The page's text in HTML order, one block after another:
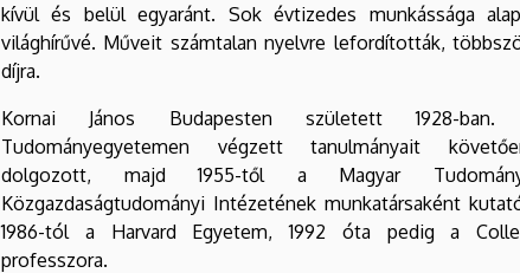
kívül és belül egyaránt. Sok évtizedes munkássága
világhírűvé. Műveit számtalan nyelvre lefordították,
díjra.
Kornai János Budapesten született 1928-
Tudományegyetemen végzett tanulmányait
dolgozott, majd 1955-től a Magyar
Közgazdaságtudományi Intézetének munkatársaként
1986-tól a Harvard Egyetem, 1992 óta pedig a
professzora.